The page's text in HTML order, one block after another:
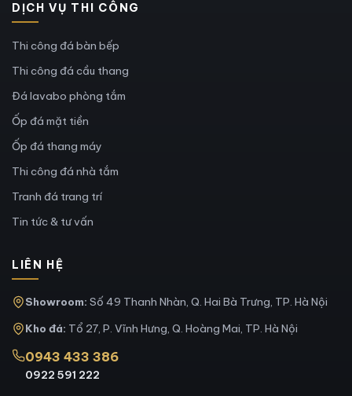
DỊCH VỤ THI CÔNG
Thi công đá bàn bếp
Thi công đá cầu thang
Đá lavabo phòng tắm
Ốp đá mặt tiền
Ốp đá thang máy
Thi công đá nhà tắm
Tranh đá trang trí
Tin tức & tư vấn
LIÊN HỆ
Showroom: Số 49 Thanh Nhàn, Q. Hai Bà Trưng, TP. Hà Nội
Kho đá: Tổ 27, P. Vĩnh Hưng, Q. Hoàng Mai, TP. Hà Nội
0943 433 386
0922 591 222